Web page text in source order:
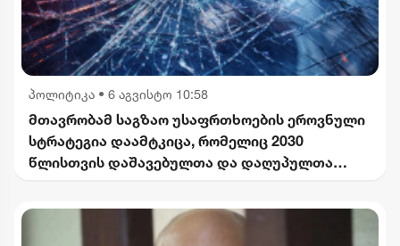
პოლიტიკა • 6 აგვისტო 10:58
მთავრობამ საგზაო უსაფრთხოების ეროვნული
სტრატეგია დაამტკიცა, რომელიც 2030
წლისთვის დაშავებულთა და დაღუპულთა
ითვალისწინებს